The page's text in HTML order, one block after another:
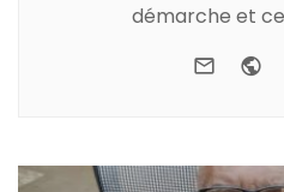
démarche et
e-